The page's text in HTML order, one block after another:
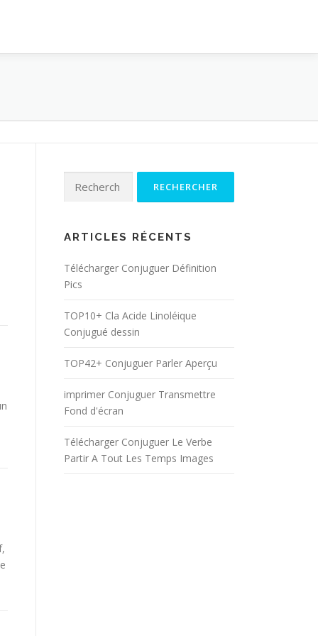
Rechercher :
ARTICLES RÉCENTS
Télécharger Conjuguer Définition
Pics
TOP10+ Cla Acide Linoléique
Conjugué dessin
TOP42+ Conjuguer Parler Aperçu
imprimer Conjuguer Transmettre
Fond d'écran
Télécharger Conjuguer Le Verbe
Partir A Tout Les Temps Images